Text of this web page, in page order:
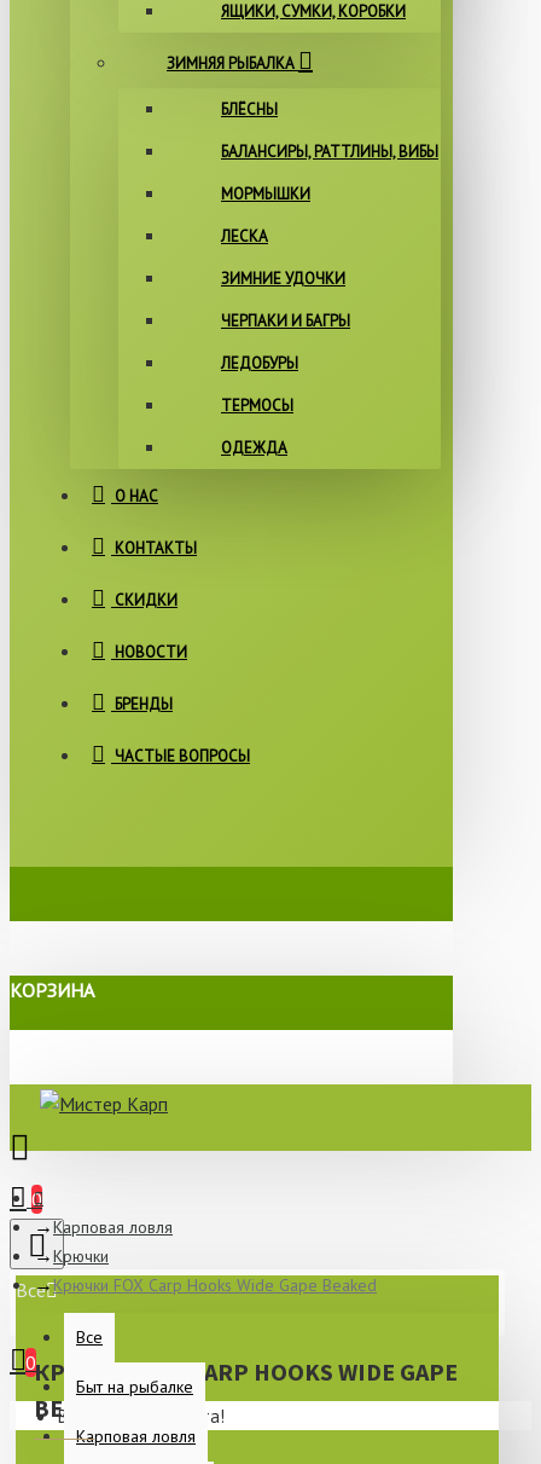
ЯЩИКИ, СУМКИ, КОРОБКИ
ЗИМНЯЯ РЫБАЛКА
БЛЁСНЫ
БАЛАНСИРЫ, РАТТЛИНЫ, ВИБЫ
МОРМЫШКИ
ЛЕСКА
ЗИМНИЕ УДОЧКИ
ЧЕРПАКИ И БАГРЫ
ЛЕДОБУРЫ
ТЕРМОСЫ
ОДЕЖДА
О НАС
КОНТАКТЫ
СКИДКИ
НОВОСТИ
БРЕНДЫ
ЧАСТЫЕ ВОПРОСЫ
КОРЗИНА
0
Все
Все
Быт на рыбалке
Карповая ловля
0
Ваша корзина пуста!
Карповая ловля
Крючки
Крючки FOX Carp Hooks Wide Gape Beaked
КРЮЧКИ FOX CARP HOOKS WIDE GAPE
BEAKED